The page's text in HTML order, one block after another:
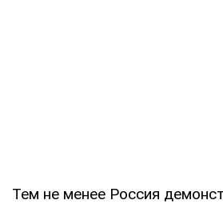
Тем не менее Россия